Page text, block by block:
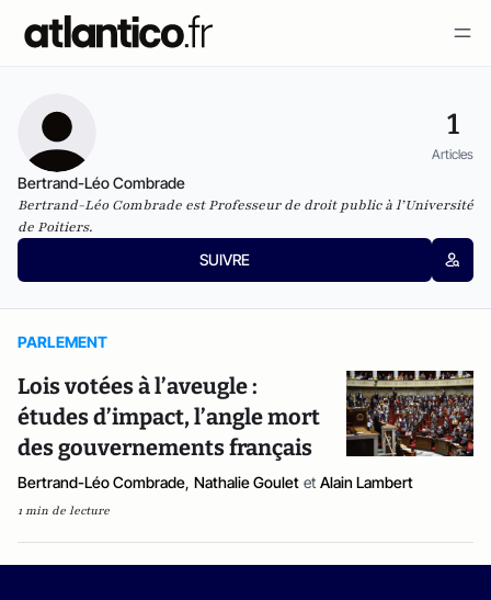
1
Articles
Bertrand-Léo Combrade
Bertrand-Léo Combrade est Professeur de droit public à l’Université
de Poitiers.
SUIVRE
PARLEMENT
Lois votées à l’aveugle :
études d’impact, l’angle mort
des gouvernements français
Bertrand-Léo Combrade, Nathalie Goulet et Alain Lambert
1 min de lecture